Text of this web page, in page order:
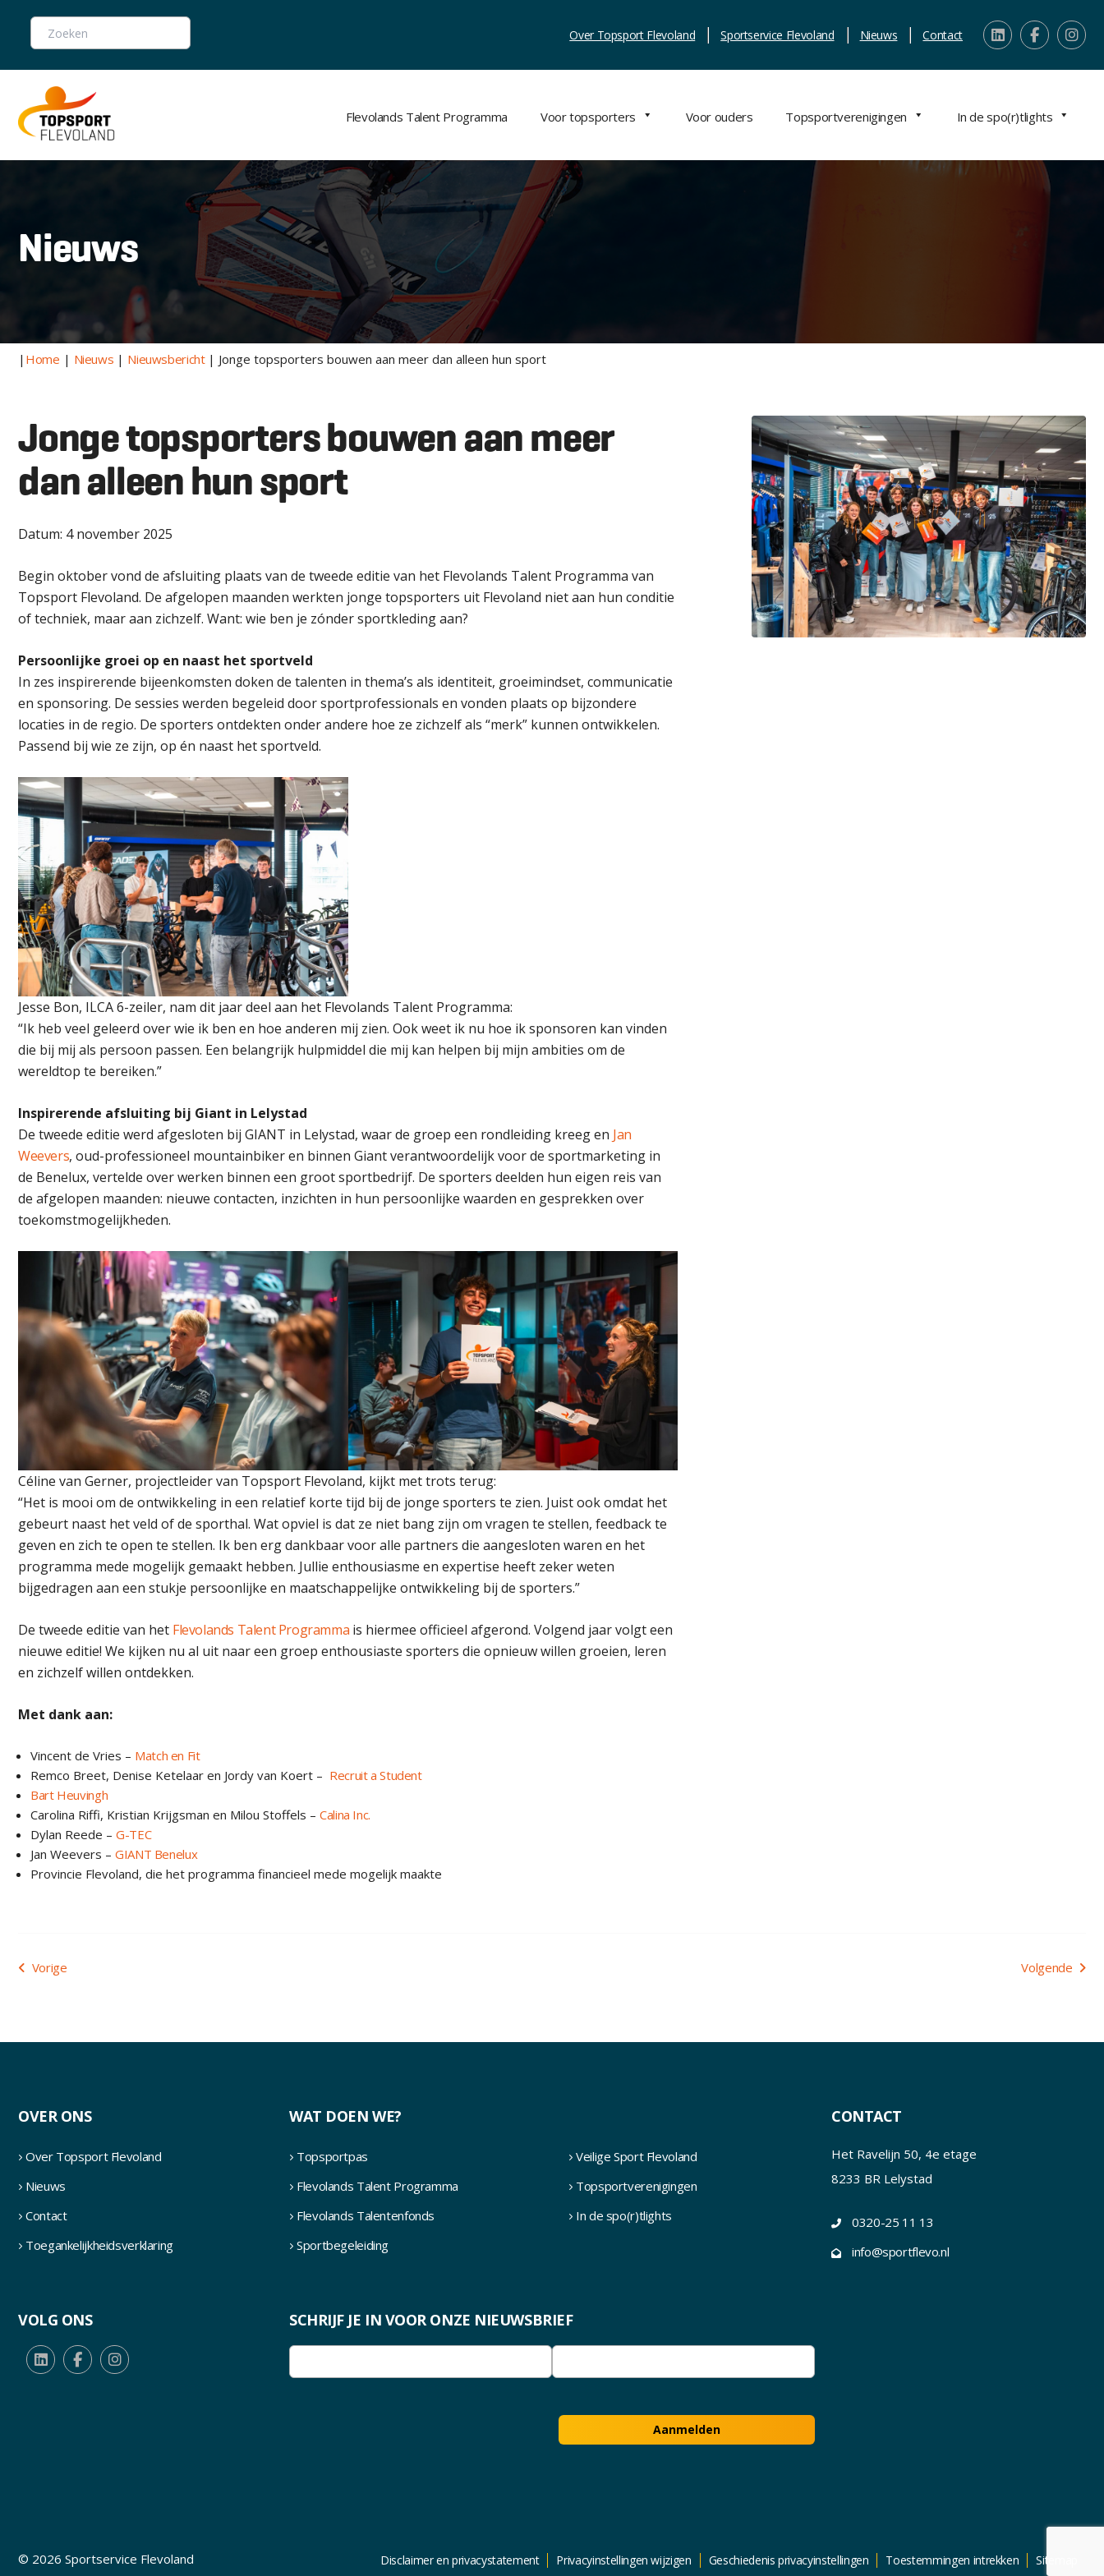
Zoeken
Over Topsport Flevoland Sportservice Flevoland Nieuws Contact
Flevolands Talent Programma Voor topsporters Voor ouders Topsportverenigingen In de spo(r)tlights
Nieuws
| Home | Nieuws | Nieuwsbericht | Jonge topsporters bouwen aan meer dan alleen hun sport
Jonge topsporters bouwen aan meer
dan alleen hun sport
Datum: 4 november 2025
Begin oktober vond de afsluiting plaats van de tweede editie van het Flevolands Talent Programma van
Topsport Flevoland. De afgelopen maanden werkten jonge topsporters uit Flevoland niet aan hun conditie
of techniek, maar aan zichzelf. Want: wie ben je zónder sportkleding aan?
Persoonlijke groei op en naast het sportveld
In zes inspirerende bijeenkomsten doken de talenten in thema’s als identiteit, groeimindset, communicatie
en sponsoring. De sessies werden begeleid door sportprofessionals en vonden plaats op bijzondere
locaties in de regio. De sporters ontdekten onder andere hoe ze zichzelf als “merk” kunnen ontwikkelen.
Passend bij wie ze zijn, op én naast het sportveld.
Jesse Bon, ILCA 6-zeiler, nam dit jaar deel aan het Flevolands Talent Programma:
“Ik heb veel geleerd over wie ik ben en hoe anderen mij zien. Ook weet ik nu hoe ik sponsoren kan vinden
die bij mij als persoon passen. Een belangrijk hulpmiddel die mij kan helpen bij mijn ambities om de
wereldtop te bereiken.”
Inspirerende afsluiting bij Giant in Lelystad
De tweede editie werd afgesloten bij GIANT in Lelystad, waar de groep een rondleiding kreeg en Jan
Weevers, oud-professioneel mountainbiker en binnen Giant verantwoordelijk voor de sportmarketing in
de Benelux, vertelde over werken binnen een groot sportbedrijf. De sporters deelden hun eigen reis van
de afgelopen maanden: nieuwe contacten, inzichten in hun persoonlijke waarden en gesprekken over
toekomstmogelijkheden.
Céline van Gerner, projectleider van Topsport Flevoland, kijkt met trots terug:
“Het is mooi om de ontwikkeling in een relatief korte tijd bij de jonge sporters te zien. Juist ook omdat het
gebeurt naast het veld of de sporthal. Wat opviel is dat ze niet bang zijn om vragen te stellen, feedback te
geven en zich te open te stellen. Ik ben erg dankbaar voor alle partners die aangesloten waren en het
programma mede mogelijk gemaakt hebben. Jullie enthousiasme en expertise heeft zeker weten
bijgedragen aan een stukje persoonlijke en maatschappelijke ontwikkeling bij de sporters.”
De tweede editie van het Flevolands Talent Programma is hiermee officieel afgerond. Volgend jaar volgt een
nieuwe editie! We kijken nu al uit naar een groep enthousiaste sporters die opnieuw willen groeien, leren
en zichzelf willen ontdekken.
Met dank aan:
Vincent de Vries – Match en Fit
Remco Breet, Denise Ketelaar en Jordy van Koert – Recruit a Student
Bart Heuvingh
Carolina Riffi, Kristian Krijgsman en Milou Stoffels – Calina Inc.
Dylan Reede – G-TEC
Jan Weevers – GIANT Benelux
Provincie Flevoland, die het programma financieel mede mogelijk maakte
navigatie
Vorige Volgende
OVER ONS
Over Topsport Flevoland
Nieuws
Contact
Toegankelijkheidsverklaring
WAT DOEN WE?
Topsportpas
Flevolands Talent Programma
Flevolands Talentenfonds
Sportbegeleiding
Veilige Sport Flevoland
Topsportverenigingen
In de spo(r)tlights
CONTACT
Het Ravelijn 50, 4e etage
8233 BR Lelystad
0320-25 11 13
info@sportflevo.nl
VOLG ONS SCHRIJF JE IN VOOR ONZE NIEUWSBRIEF
E-
mailadres
Aanmelden
© 2026 Sportservice Flevoland Disclaimer en privacystatement Privacyinstellingen wijzigen Geschiedenis privacyinstellingen Toestemmingen intrekken Sitemap